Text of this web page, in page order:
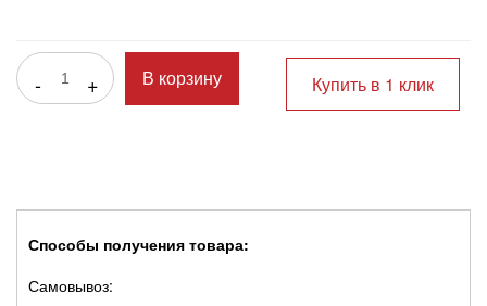
- + В корзину Купить в 1 клик
Способы получения товара:
Самовывоз: